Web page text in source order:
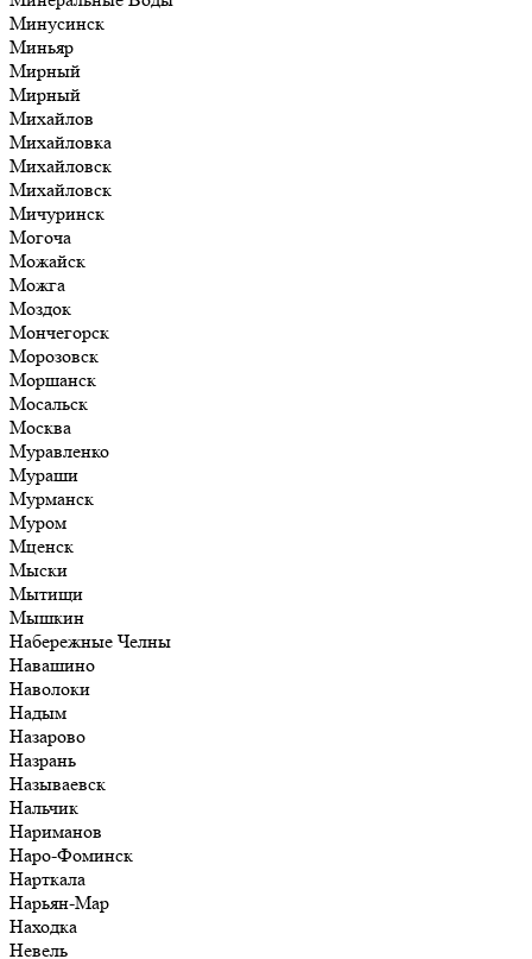
Минусинск
Миньяр
Мирный
Мирный
Михайлов
Михайловка
Михайловск
Михайловск
Мичуринск
Могоча
Можайск
Можга
Моздок
Мончегорск
Морозовск
Моршанск
Мосальск
Москва
Муравленко
Мураши
Мурманск
Муром
Мценск
Мыски
Мытищи
Мышкин
Набережные Челны
Навашино
Наволоки
Надым
Назарово
Назрань
Называевск
Нальчик
Нариманов
Наро-Фоминск
Нарткала
Нарьян-Мар
Находка
Невель